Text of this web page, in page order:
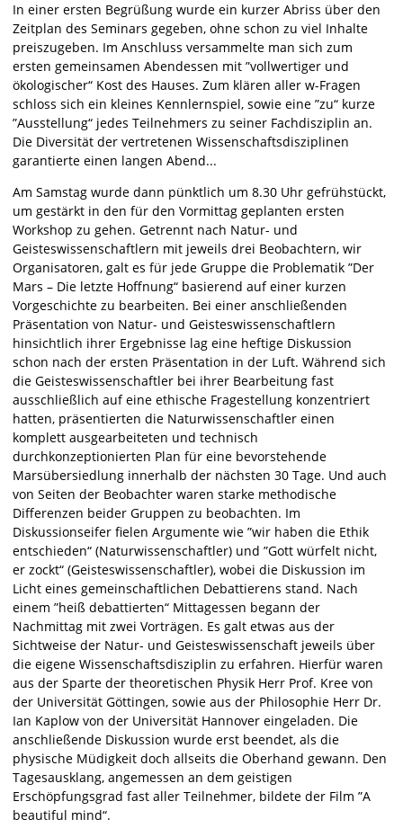
In einer ersten Begrüßung wurde ein kurzer Abriss über den
Zeitplan des Seminars gegeben, ohne schon zu viel Inhalte
preiszugeben. Im Anschluss versammelte man sich zum
ersten gemeinsamen Abendessen mit ”vollwertiger und
ökologischer“ Kost des Hauses. Zum klären aller w-Fragen
schloss sich ein kleines Kennlernspiel, sowie eine ”zu“ kurze
”Ausstellung“ jedes Teilnehmers zu seiner Fachdisziplin an.
Die Diversität der vertretenen Wissenschaftsdisziplinen
garantierte einen langen Abend...
Am Samstag wurde dann pünktlich um 8.30 Uhr gefrühstückt,
um gestärkt in den für den Vormittag geplanten ersten
Workshop zu gehen. Getrennt nach Natur- und
Geisteswissenschaftlern mit jeweils drei Beobachtern, wir
Organisatoren, galt es für jede Gruppe die Problematik ”Der
Mars – Die letzte Hoffnung“ basierend auf einer kurzen
Vorgeschichte zu bearbeiten. Bei einer anschließenden
Präsentation von Natur- und Geisteswissenschaftlern
hinsichtlich ihrer Ergebnisse lag eine heftige Diskussion
schon nach der ersten Präsentation in der Luft. Während sich
die Geisteswissenschaftler bei ihrer Bearbeitung fast
ausschließlich auf eine ethische Fragestellung konzentriert
hatten, präsentierten die Naturwissenschaftler einen
komplett ausgearbeiteten und technisch
durchkonzeptionierten Plan für eine bevorstehende
Marsübersiedlung innerhalb der nächsten 30 Tage. Und auch
von Seiten der Beobachter waren starke methodische
Differenzen beider Gruppen zu beobachten. Im
Diskussionseifer fielen Argumente wie ”wir haben die Ethik
entschieden“ (Naturwissenschaftler) und ”Gott würfelt nicht,
er zockt“ (Geisteswissenschaftler), wobei die Diskussion im
Licht eines gemeinschaftlichen Debattierens stand. Nach
einem ”heiß debattierten“ Mittagessen begann der
Nachmittag mit zwei Vorträgen. Es galt etwas aus der
Sichtweise der Natur- und Geisteswissenschaft jeweils über
die eigene Wissenschaftsdisziplin zu erfahren. Hierfür waren
aus der Sparte der theoretischen Physik Herr Prof. Kree von
der Universität Göttingen, sowie aus der Philosophie Herr Dr.
Ian Kaplow von der Universität Hannover eingeladen. Die
anschließende Diskussion wurde erst beendet, als die
physische Müdigkeit doch allseits die Oberhand gewann. Den
Tagesausklang, angemessen an dem geistigen
Erschöpfungsgrad fast aller Teilnehmer, bildete der Film ”A
beautiful mind“.